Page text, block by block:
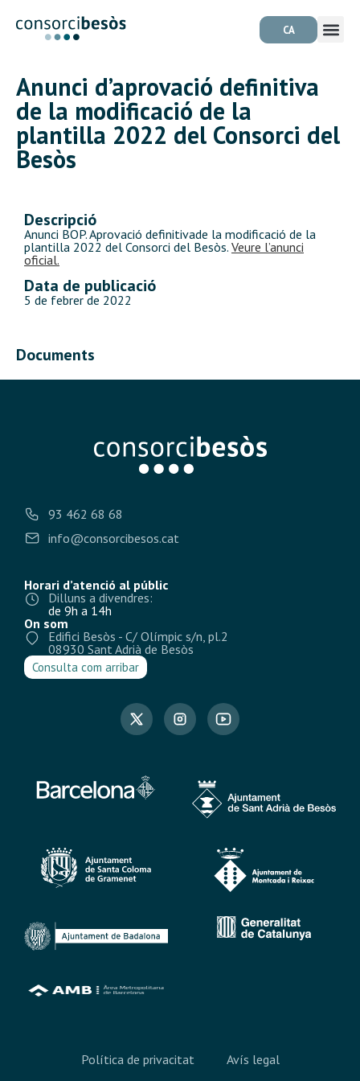
CA
Anunci d’aprovació definitiva
de la modificació de la
plantilla 2022 del Consorci del
Besòs
Descripció
Anunci BOP. Aprovació definitivade la modificació de la
plantilla 2022 del Consorci del Besòs. Veure l’anunci
oficial.
Data de publicació
5 de febrer de 2022
Documents
93 462 68 68
info@consorcibesos.cat
Horari d’atenció al públic
Dilluns a divendres:
de 9h a 14h
On som
Edifici Besòs - C/ Olímpic s/n, pl.2
08930 Sant Adrià de Besòs
Consulta com arribar
Política de privacitat Avís legal